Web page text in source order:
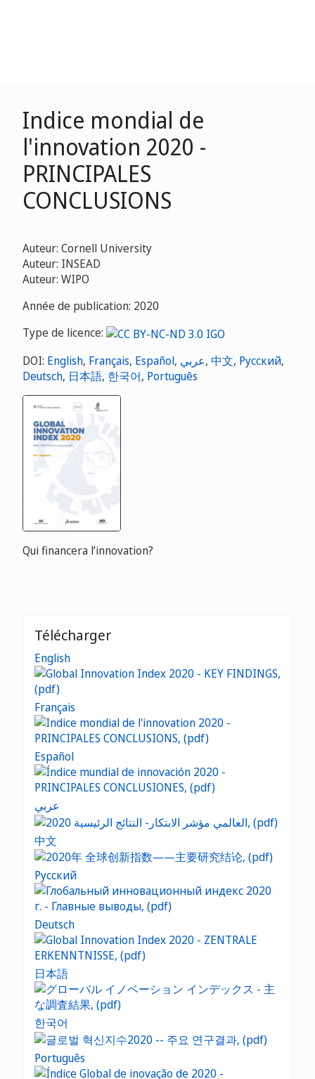
Indice mondial de
l'innovation 2020 -
PRINCIPALES
CONCLUSIONS
Auteur: Cornell University
Auteur: INSEAD
Auteur: WIPO
Année de publication: 2020
Type de licence:
DOI: English, Français, Español, عربي, 中文, Русский,
Deutsch, 日本語, 한국어, Português
Qui financera l’innovation?
Télécharger
English
Français
Español
عربي
中文
Русский
Deutsch
日本語
한국어
Português